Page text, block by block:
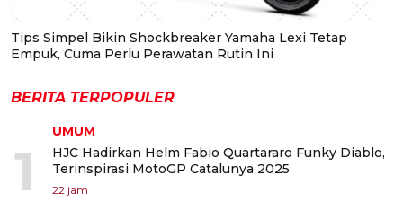
Tips Simpel Bikin Shockbreaker Yamaha Lexi Tetap
Empuk, Cuma Perlu Perawatan Rutin Ini
BERITA TERPOPULER
1
UMUM
HJC Hadirkan Helm Fabio Quartararo Funky Diablo,
Terinspirasi MotoGP Catalunya 2025
22 jam